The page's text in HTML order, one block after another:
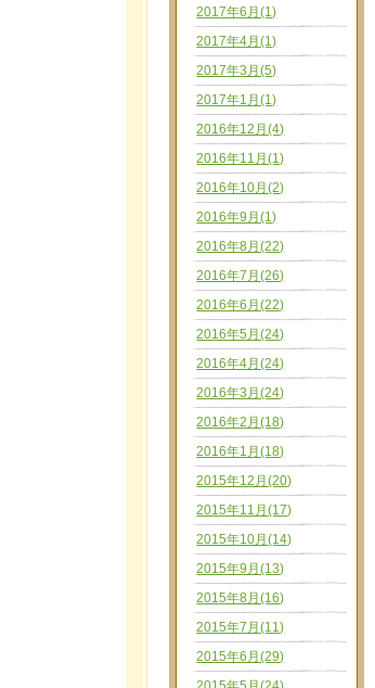
2017年6月(1)
2017年4月(1)
2017年3月(5)
2017年1月(1)
2016年12月(4)
2016年11月(1)
2016年10月(2)
2016年9月(1)
2016年8月(22)
2016年7月(26)
2016年6月(22)
2016年5月(24)
2016年4月(24)
2016年3月(24)
2016年2月(18)
2016年1月(18)
2015年12月(20)
2015年11月(17)
2015年10月(14)
2015年9月(13)
2015年8月(16)
2015年7月(11)
2015年6月(29)